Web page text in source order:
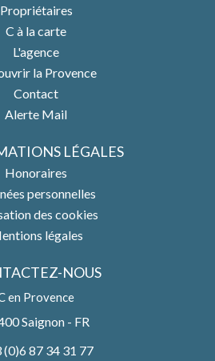
Propriétaires
C à la carte
L'agence
la Provence
Contact
Alerte Mail
LÉGALES
Honoraires
personnelles
des cookies
légales
NOUS
en Provence
Saignon - FR
(0)6 87 34 31 77